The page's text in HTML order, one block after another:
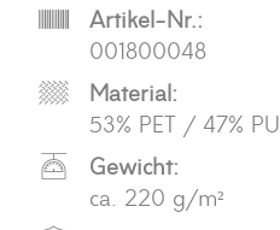
Artikel-Nr.:
001800048
Material:
53% PET / 47% PU
Gewicht:
ca. 220 g/m²